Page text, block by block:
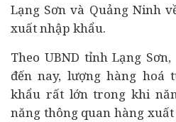
Lạng Sơn và Quảng Ninh
xuất nhập khẩu.
Theo UBND tỉnh Lạng
đến nay, lượng hàng hoá
khẩu rất lớn trong khi
năng thông quan hàng